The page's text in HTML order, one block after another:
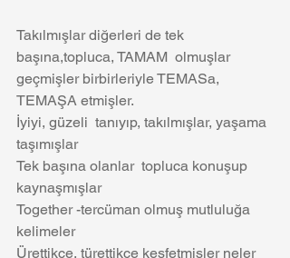
Takılmışlar diğerleri de tek
başına,topluca, TAMAM  olmuşlar
geçmişler birbirleriyle TEMASa,
TEMAŞA etmişler.
İyiyi, güzeli  tanıyıp, takılmışlar, yaşama
taşımışlar
Tek başına olanlar  topluca konuşup
kaynaşmışlar
Together -tercüman olmuş mutluluğa
kelimeler
Ürettikçe, türettikçe keşfetmişler neler